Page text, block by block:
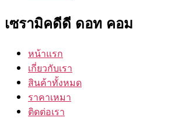
เซรามิคดีดี ดอท คอม
หน้าแรก
เกี่ยวกับเรา
สินค้าทั้งหมด
ราคาเหมา
ติดต่อเรา